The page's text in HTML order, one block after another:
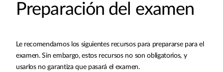
Preparación del examen
Le recomendamos los siguientes recursos para prepararse para el
examen. Sin embargo, estos recursos no son obligatorios, y
usarlos no garantiza que pasará el examen.